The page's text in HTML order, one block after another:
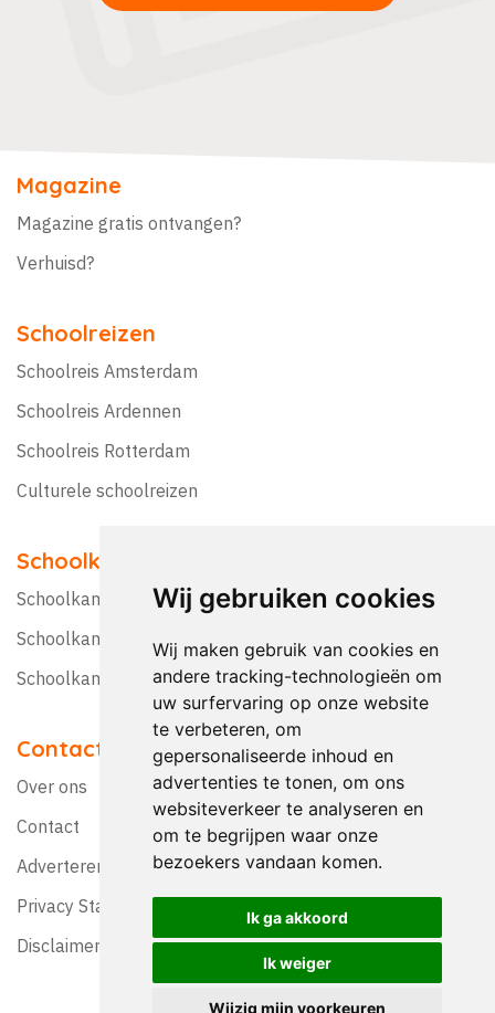
Wij gebruiken cookies
Wij maken gebruik van cookies en
andere tracking-technologieën om
uw surfervaring op onze website
te verbeteren, om
gepersonaliseerde inhoud en
advertenties te tonen, om ons
websiteverkeer te analyseren en
om te begrijpen waar onze
bezoekers vandaan komen.
Ik ga akkoord
Ik weiger
Wijzig mijn voorkeuren
Magazine
Magazine gratis ontvangen?
Verhuisd?
Schoolreizen
Schoolreis Amsterdam
Schoolreis Ardennen
Schoolreis Rotterdam
Culturele schoolreizen
Schoolkampen
Schoolkamp Nederland
Schoolkamp België
Schoolkamptips
Contact
Over ons
Contact
Adverteren?
Privacy Statement
Disclaimer